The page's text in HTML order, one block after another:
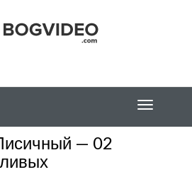
— 02